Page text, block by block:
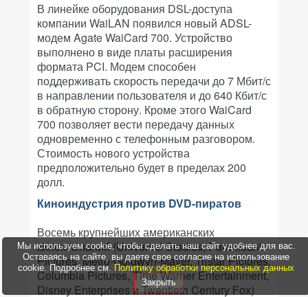
В линейке оборудования DSL-доступа
компании WaiLAN появился новый ADSL-
модем Agate WaiCard 700. Устройство
выполнено в виде платы расширения
формата PCI. Модем способен
поддерживать скорость передачи до 7 Мбит/с
в направлении пользователя и до 640 Кбит/с
в обратную сторону. Кроме этого WaiCard
700 позволяет вести передачу данных
одновременно с телефонным разговором.
Стоимость нового устройства
предположительно будет в пределах 200
долл.
Киноиндустрия против DVD-пиратов
Восемь крупнейших американских
кинокомпаний (Universal Studios, Paramount
Pictures, Metro-Goldwyn-Mayer, Tristar Pictures,
Columbia Pictures, Time Warner Entertainment,
Disney Enterprises и Twentieth Century Fox)
Мы используем cookie, чтобы сделать наш сайт удобнее для вас.
Оставаясь на сайте, вы даете свое согласие на использование
cookie. Подробнее см. Политику обработки персональных данных
Закрыть